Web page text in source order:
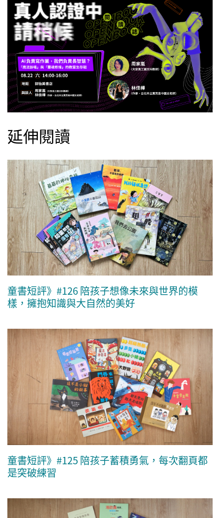
延伸閱讀
童書短評》#126 陪孩子想像未來與世界的模
樣，擁抱知識與大自然的美好
童書短評》#125 陪孩子蓄積勇氣，每次翻頁都
是突破練習